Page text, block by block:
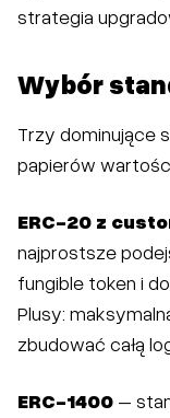
strategia
Wybór
Trzy dominujące
papierów
ERC-20 z
najprostsze
fungible token i
Plusy:
zbudować całą
ERC-1400 –